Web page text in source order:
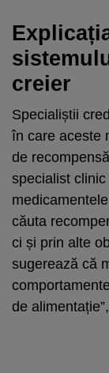
creier
Specialiștii
în care aceste
de
specialist
căuta
ci și prin alte
sugerează că
de